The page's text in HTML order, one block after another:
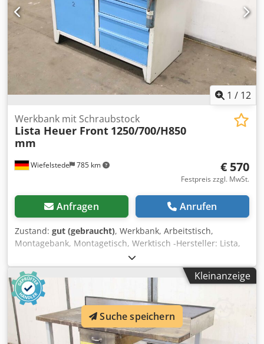
1 / 12
Wiefelstede 785 km
Werkbank mit Schraubstock
Lista Heuer Front 1250/700/H850
mm
€ 570
Festpreis zzgl. MwSt.
Anfragen Anrufen
Zustand: gut (gebraucht), Werkbank, Arbeitstisch,
Montagebank, Montagetisch, Werktisch -Hersteller: Lista,
Werkbank mit Schraubstock / massive Ausführung mit
Schubladen -Arbeitsplatte: ca. 1250/700/H850 mm -
Schubladen/Schranktür: abschließbar, ohne Schlüssel /
Aufteilung/Höhe siehe Fotos -Schraubstock: Heuer Front,
höhenverstellbar und drehbar -Spannbacken: 180 x 30 mm
Spannweite 230 mm -Transportabmessung:
1250/960/H1140 mm -Gewicht: 138 kg Dcodpjxzzmrefx Ai
Nok
Kleinanzeige
Suche speichern